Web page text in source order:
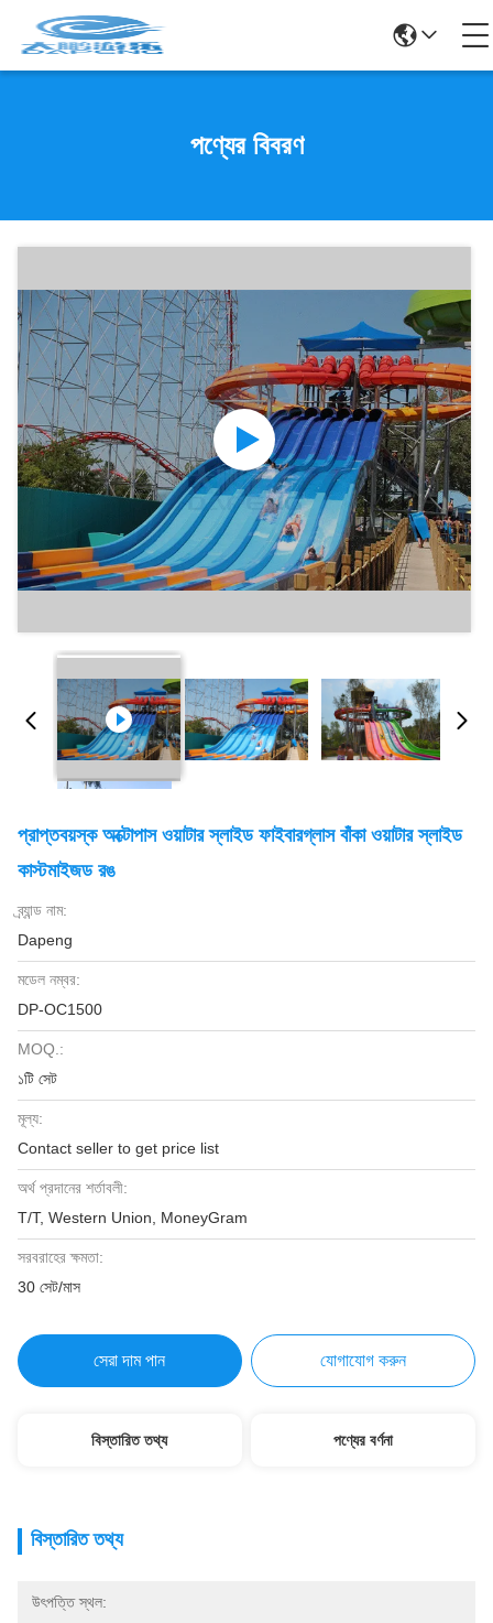
পণ্যের বিবরণ
প্রাপ্তবয়স্ক অক্টোপাস ওয়াটার স্লাইড ফাইবারগ্লাস বাঁকা ওয়াটার স্লাইড
কাস্টমাইজড রঙ
ব্র্যান্ড নাম:
Dapeng
মডেল নম্বর:
DP-OC1500
MOQ.:
১টি সেট
মূল্য:
Contact seller to get price list
অর্থ প্রদানের শর্তাবলী:
T/T, Western Union, MoneyGram
সরবরাহের ক্ষমতা:
30 সেট/মাস
সেরা দাম পান যোগাযোগ করুন
বিস্তারিত তথ্য পণ্যের বর্ণনা
বিস্তারিত তথ্য
উৎপত্তি স্থল: